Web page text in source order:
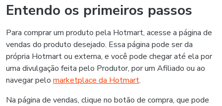
Entendo os primeiros passos
Para comprar um produto pela Hotmart, acesse a página de
vendas do produto desejado. Essa página pode ser da
própria Hotmart ou externa, e você pode chegar até ela por
uma divulgação feita pelo Produtor, por um Afiliado ou ao
navegar pelo marketplace da Hotmart.
Na página de vendas, clique no botão de compra, que pode